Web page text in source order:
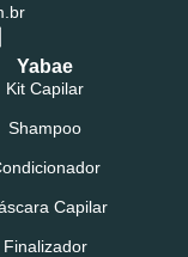
Yabae
Kit Capilar
Shampoo
Capilar
Finalizador